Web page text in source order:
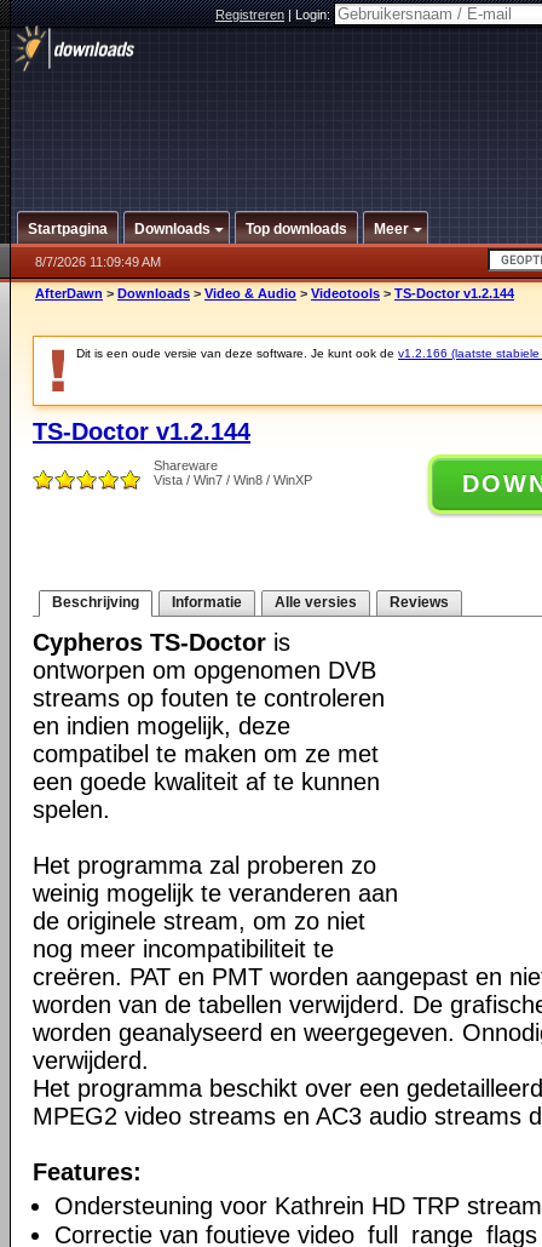
Registreren|Login:
Startpagina Downloads Top downloads Meer
8/7/2026 11:09:49 AM
AfterDawn > Downloads > Video & Audio > Videotools > TS-Doctor v1.2.144
Dit is een oude versie van deze software. Je kunt ook de v1.2.166 (laatste stabiele
TS-Doctor v1.2.144
Shareware
Vista / Win7 / Win8 / WinXP
Beschrijving Informatie Alle versies Reviews
Cypheros TS-Doctor is
ontworpen om opgenomen DVB
streams op fouten te controleren
en indien mogelijk, deze
compatibel te maken om ze met
een goede kwaliteit af te kunnen
spelen.
Het programma zal proberen zo
weinig mogelijk te veranderen aan
de originele stream, om zo niet
nog meer incompatibiliteit te
creëren. PAT en PMT worden aangepast en
worden van de tabellen verwijderd. De
worden geanalyseerd en weergegeven.
verwijderd.
Het programma beschikt over een
MPEG2 video streams en AC3 audio streams
Features:
Ondersteuning voor Kathrein HD TRP
Correctie van foutieve